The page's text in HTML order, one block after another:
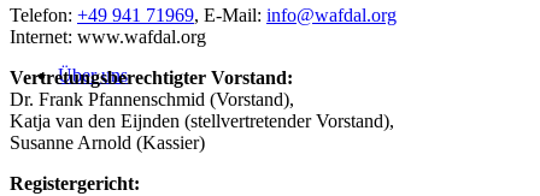
Über uns
Telefon: +49 941 71969, E-Mail: info@wafdal.org
Internet: www.wafdal.org
Vertretungsberechtigter Vorstand:
Dr. Frank Pfannenschmid (Vorstand),
Katja van den Eijnden (stellvertretender Vorstand),
Susanne Arnold (Kassier)
Registergericht: